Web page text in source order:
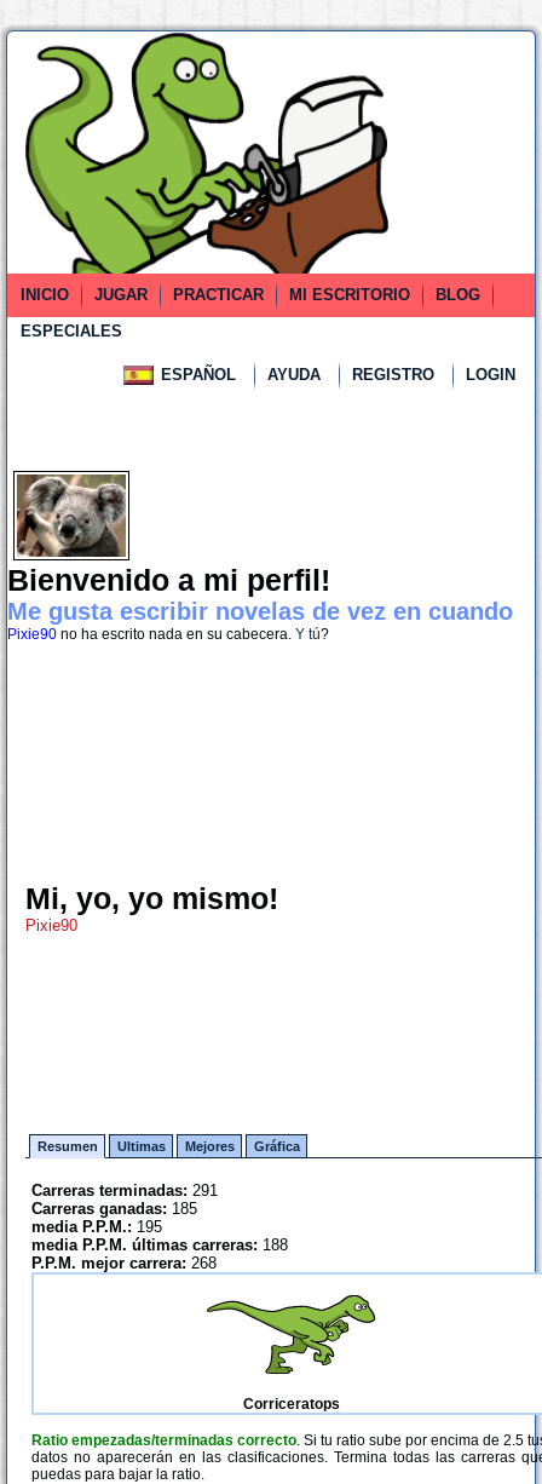
INICIO JUGAR PRACTICAR MI ESCRITORIO
BLOG
ESPECIALES
ESPAÑOL AYUDA REGISTRO LOGIN
Bienvenido a mi perfil!
Me gusta escribir novelas de vez en cuando
Pixie90 no ha escrito nada en su cabecera. Y tú?
Mi, yo, yo mismo!
Pixie90
Resumen Ultimas Mejores Gráfica
Carreras terminadas: 291
Carreras ganadas: 185
media P.P.M.: 195
media P.P.M. últimas carreras: 188
P.P.M. mejor carrera: 268
Corriceratops
Ratio empezadas/terminadas correcto. Si tu ratio sube por encima de 2.5
datos no aparecerán en las clasificaciones. Termina todas las carreras
puedas para bajar la ratio.